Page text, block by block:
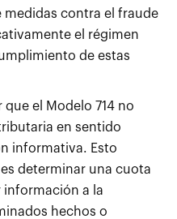
medidas contra el fraude
el régimen
de estas
el Modelo 714 no
en sentido
informativa. Esto
determinar una cuota
a la
hechos o